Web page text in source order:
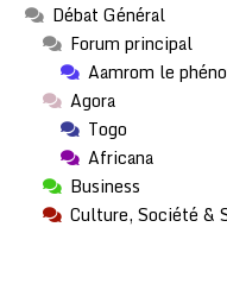
Débat Général
Forum principal
Aamrom le
Agora
Togo
Africana
Business
Culture, Société &